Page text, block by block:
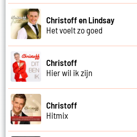
Christoff en Lindsay
Het voelt zo goed
Christoff
Hier wil ik zijn
Christoff
Hitmix